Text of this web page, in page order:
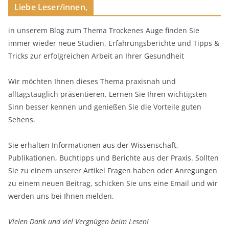
Liebe Leser/innen,
in unserem Blog zum Thema Trockenes Auge finden Sie
immer wieder neue Studien, Erfahrungsberichte und Tipps &
Tricks zur erfolgreichen Arbeit an Ihrer Gesundheit
Wir möchten Ihnen dieses Thema praxisnah und
alltagstauglich präsentieren. Lernen Sie Ihren wichtigsten
Sinn besser kennen und genießen Sie die Vorteile guten
Sehens.
Sie erhalten Informationen aus der Wissenschaft,
Publikationen, Buchtipps und Berichte aus der Praxis. Sollten
Sie zu einem unserer Artikel Fragen haben oder Anregungen
zu einem neuen Beitrag, schicken Sie uns eine Email und wir
werden uns bei Ihnen melden.
Vielen Dank und viel Vergnügen beim Lesen!